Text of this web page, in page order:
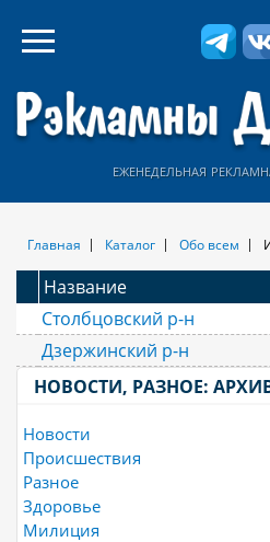
еженедельная
Главная Каталог Обо всем
Название
Столбцовский р-н
Дзержинский р-н
НОВОСТИ, РАЗНОЕ:
Новости
Происшествия
Разное
Здоровье
Милиция